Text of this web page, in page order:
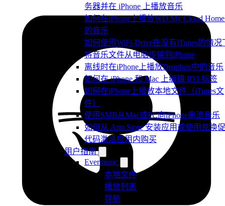
务器并在 iPhone 上播放音乐
如何在iPhone上播放WD My Cloud
的音乐
如何使用WiFi-Drive在没有iTunes的情况
将音乐文件从电脑传输到iPhone
离线时在iPhone上播放Dropbox中的音乐
如何在 iPhone 和 Mac 上编辑 ID3 标签
如何在iPhone上播放本地文件（iTunes文
件）
使用SMB从Mac或PC向iPhone串流音乐
如何从 App Store 安装应用或使用兑换
代码激活应用内购买
用户指南
Evermusic
本地文件
播放列表
导航